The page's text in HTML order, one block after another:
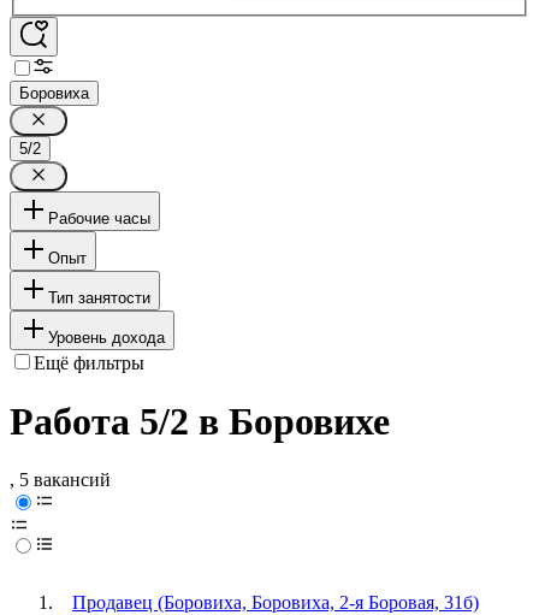
Боровиха
5/2
Рабочие часы
Опыт
Тип занятости
Уровень дохода
Ещё фильтры
Работа 5/2 в Боровихе
, 5 вакансий
Продавец (Боровиха, Боровиха, 2-я Боровая, 31б)